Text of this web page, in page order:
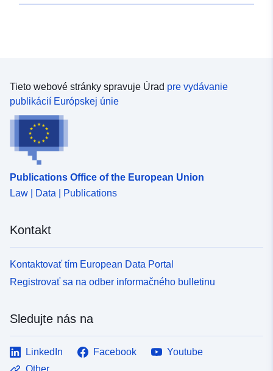
Landes...
Identifikátory:
uriRef:
1c37-46ab-896a-fdd8d618f074
Tieto webové stránky spravuje Úrad pre vydávanie
publikácií Európskej únie
Publications Office of the European Union
Law | Data | Publications
Kontakt
Kontaktovať tím European Data Portal
Registrovať sa na odber informačného bulletinu
Sledujte nás na
LinkedIn Facebook
Youtube
Other